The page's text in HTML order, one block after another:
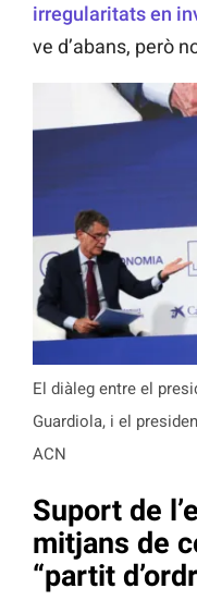
irregularitats en
ve d’abans, però
El diàleg entre el
Guardiola, i el
ACN
Suport de
mitjans de
“partit